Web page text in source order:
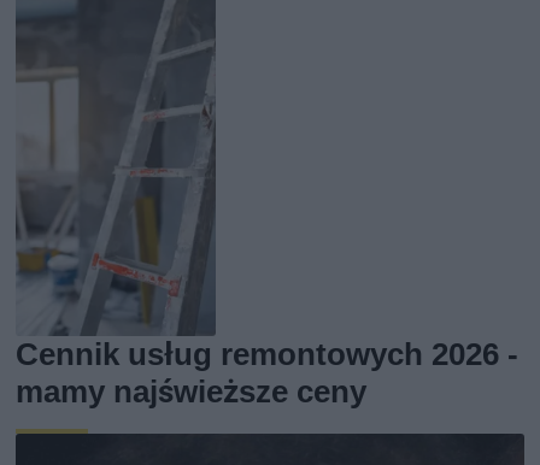
Cennik usług remontowych 2026 -
mamy najświeższe ceny